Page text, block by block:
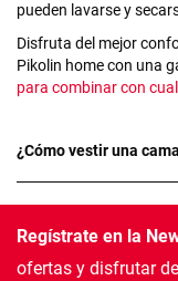
pueden lavarse y
Disfruta del mejor
Pikolin home con una
para combinar con
¿Cómo vestir una
Regístrate en la
ofertas y disfrutar